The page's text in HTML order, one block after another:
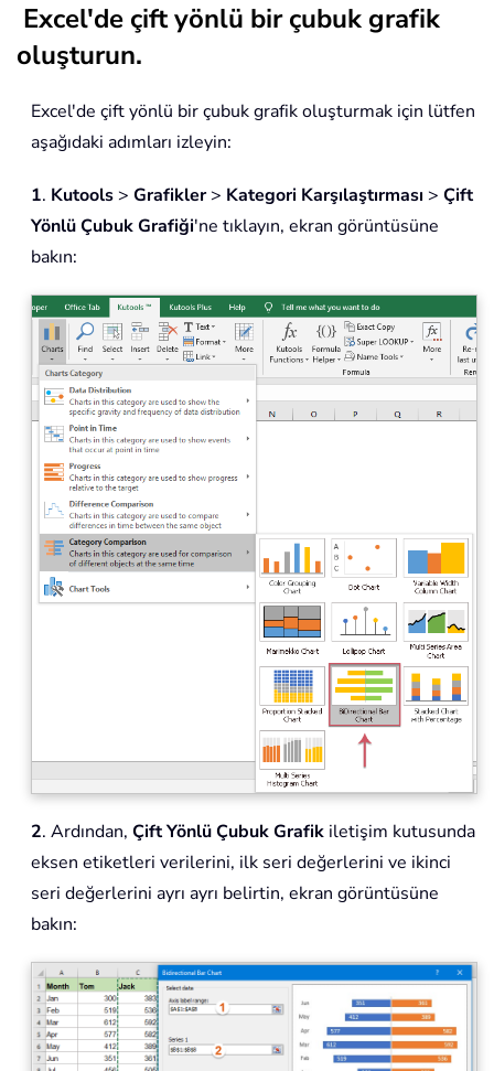
Excel'de çift yönlü bir çubuk grafik
oluşturun.
Excel'de çift yönlü bir çubuk grafik oluşturmak için lütfen
aşağıdaki adımları izleyin:
1. Kutools > Grafikler> Kategori Karşılaştırması > Çift
Yönlü Çubuk Grafiği'ne tıklayın, ekran görüntüsüne
bakın:
2. Ardından, Çift Yönlü Çubuk Grafik iletişim kutusunda
eksen etiketleri verilerini, ilk seri değerlerini ve ikinci
seri değerlerini ayrı ayrı belirtin, ekran görüntüsüne
bakın: